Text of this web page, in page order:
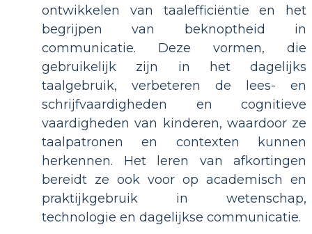
ontwikkelen van taalefficiëntie en het
begrijpen van beknoptheid in
communicatie. Deze vormen, die
gebruikelijk zijn in het dagelijks
taalgebruik, verbeteren de lees- en
schrijfvaardigheden en cognitieve
vaardigheden van kinderen, waardoor ze
taalpatronen en contexten kunnen
herkennen. Het leren van afkortingen
bereidt ze ook voor op academisch en
praktijkgebruik in wetenschap,
technologie en dagelijkse communicatie.